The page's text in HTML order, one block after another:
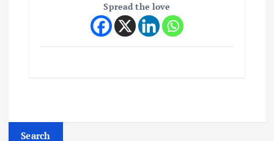
Spread the love
Search